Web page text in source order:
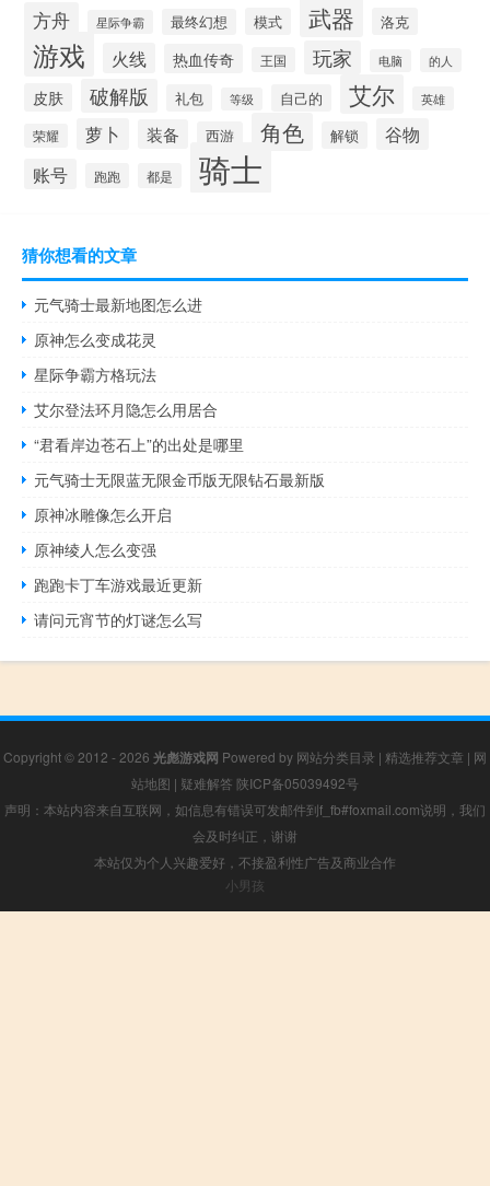
方舟 星际争霸 最终幻想 模式 武器 洛克
游戏 火线 热血传奇 王国 玩家 电脑 的人
皮肤 破解版 礼包 等级 自己的 艾尔 英雄
荣耀 萝卜 装备 西游 角色 解锁 谷物
账号 跑跑 都是 骑士
猜你想看的文章
元气骑士最新地图怎么进
原神怎么变成花灵
星际争霸方格玩法
艾尔登法环月隐怎么用居合
“君看岸边苍石上”的出处是哪里
元气骑士无限蓝无限金币版无限钻石最新版
原神冰雕像怎么开启
原神绫人怎么变强
跑跑卡丁车游戏最近更新
请问元宵节的灯谜怎么写
Copyright © 2012 - 2026 光彪游戏网 Powered by 网站分类目录 | 精选推荐文章 | 网
站地图 | 疑难解答 陕ICP备05039492号
声明：本站内容来自互联网，如信息有错误可发邮件到f_fb#foxmail.com说明，我们
会及时纠正，谢谢
本站仅为个人兴趣爱好，不接盈利性广告及商业合作
小男孩